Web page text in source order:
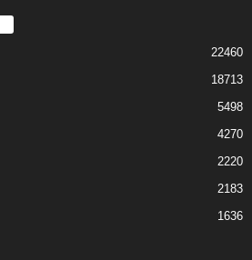
22460
18713
5498
4270
2220
2183
1636